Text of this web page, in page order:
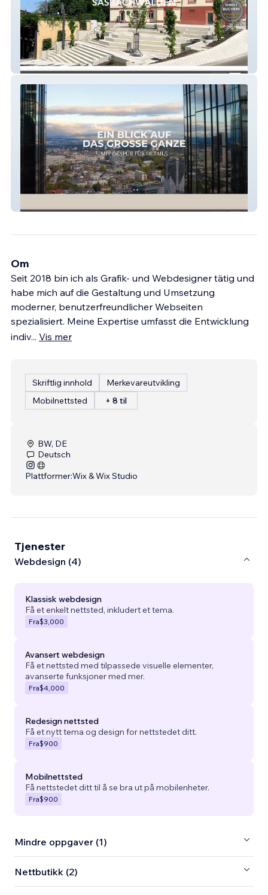
Adler Sasbachwalden
Om
Seit 2018 bin ich als Grafik- und Webdesigner tätig und
habe mich auf die Gestaltung und Umsetzung
moderner, benutzerfreundlicher Webseiten
spezialisiert. Meine Expertise umfasst die Entwicklung
indiv... Vis mer
Skriftlig innhold
Merkevareutvikling
Mobilnettsted
+ 8 til
BW, DE
Deutsch
Plattformer:Wix & Wix Studio
Tjenester
Webdesign (4)
Klassisk webdesign
Få et enkelt nettsted, inkludert et tema.
Fra$3,000
Avansert webdesign
Få et nettsted med tilpassede visuelle elementer,
avanserte funksjoner med mer.
Fra$4,000
Redesign nettsted
Få et nytt tema og design for nettstedet ditt.
Fra$900
Mobilnettsted
Få nettstedet ditt til å se bra ut på mobilenheter.
Fra$900
Mindre oppgaver (1)
Nettbutikk (2)